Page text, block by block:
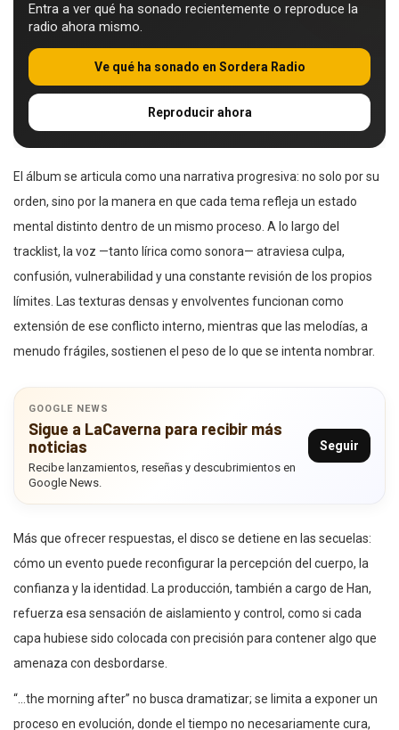
Entra a ver qué ha sonado recientemente o reproduce la
radio ahora mismo.
Ve qué ha sonado en Sordera Radio
Reproducir ahora
El álbum se articula como una narrativa progresiva: no solo por su
orden, sino por la manera en que cada tema refleja un estado
mental distinto dentro de un mismo proceso. A lo largo del
tracklist, la voz —tanto lírica como sonora— atraviesa culpa,
confusión, vulnerabilidad y una constante revisión de los propios
límites. Las texturas densas y envolventes funcionan como
extensión de ese conflicto interno, mientras que las melodías, a
menudo frágiles, sostienen el peso de lo que se intenta nombrar.
GOOGLE NEWS
Sigue a LaCaverna para recibir más
noticias
Recibe lanzamientos, reseñas y descubrimientos en
Google News.
Seguir
Más que ofrecer respuestas, el disco se detiene en las secuelas:
cómo un evento puede reconfigurar la percepción del cuerpo, la
confianza y la identidad. La producción, también a cargo de Han,
refuerza esa sensación de aislamiento y control, como si cada
capa hubiese sido colocada con precisión para contener algo que
amenaza con desbordarse.
“…the morning after” no busca dramatizar; se limita a exponer un
proceso en evolución, donde el tiempo no necesariamente cura,